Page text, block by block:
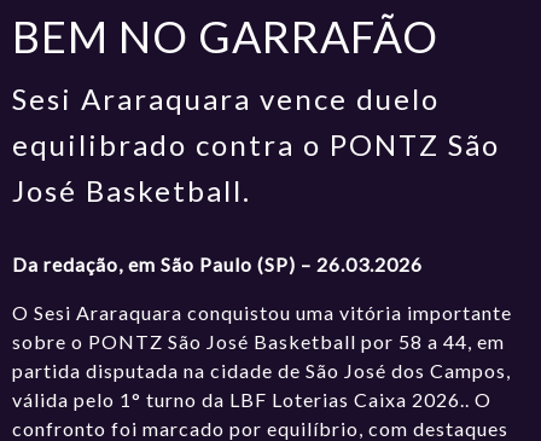
BEM NO GARRAFÃO
Sesi Araraquara vence duelo
equilibrado contra o PONTZ São
José Basketball.
Da redação, em São Paulo (SP) – 26.03.2026
O Sesi Araraquara conquistou uma vitória importante
sobre o PONTZ São José Basketball por 58 a 44, em
partida disputada na cidade de São José dos Campos,
válida pelo 1° turno da LBF Loterias Caixa 2026.. O
confronto foi marcado por equilíbrio, com destaques